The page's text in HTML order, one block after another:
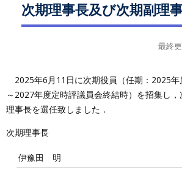
次期理事長及び次期副理
最終
2025年6月11日に次期役員（任期：2025年
～2027年度定時評議員会終結時）を招集し
理事長を選任致しました．
次期理事長
伊豫田 明